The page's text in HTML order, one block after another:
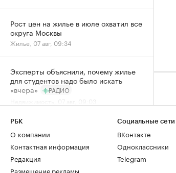
Рост цен на жилье в июле охватил все
округа Москвы
Жилье, 07 авг, 09:34
Эксперты объяснили, почему жилье
для студентов надо было искать
«вчера»
РАДИО
Недвижимость, 07 авг, 09:03
допетровской эпохи дешевле трешки
Город, 06 авг, 18:07
РБК
О компании
Контактная информация
Редакция
Размещение рекламы
Социальные сети
ВКонтакте
Одноклассники
Telegram